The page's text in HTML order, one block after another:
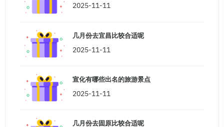
2025-11-11
几月份去宜昌比较合适呢
2025-11-11
宣化有哪些出名的旅游景点
2025-11-11
几月份去固原比较合适呢